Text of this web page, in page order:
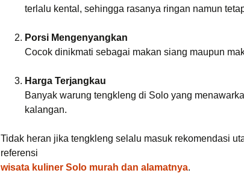
terlalu kental, sehingga rasanya ringan namun
Porsi Mengenyangkan
Cocok dinikmati sebagai makan siang maupun
Harga Terjangkau
Banyak warung tengkleng di Solo yang
kalangan.
Tidak heran jika tengkleng selalu masuk rekomendasi
referensi
wisata kuliner Solo murah dan alamatnya.